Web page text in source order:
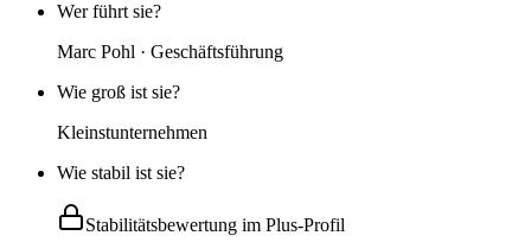
Wer führt sie?
Marc Pohl · Geschäftsführung
Wie groß ist sie?
Kleinstunternehmen
Wie stabil ist sie?
Stabilitätsbewertung im Plus-Profil